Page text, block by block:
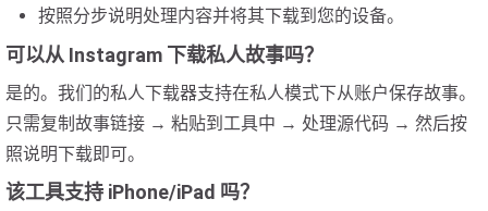
按照分步说明处理内容并将其下载到您的设备。
可以从 Instagram 下载私人故事吗？
是的。我们的私人下载器支持在私人模式下从账户保存故事。
只需复制故事链接 → 粘贴到工具中 → 处理源代码 → 然后按
照说明下载即可。
该工具支持 iPhone/iPad 吗？